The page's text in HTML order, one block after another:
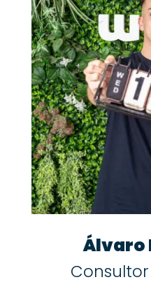
Álvaro